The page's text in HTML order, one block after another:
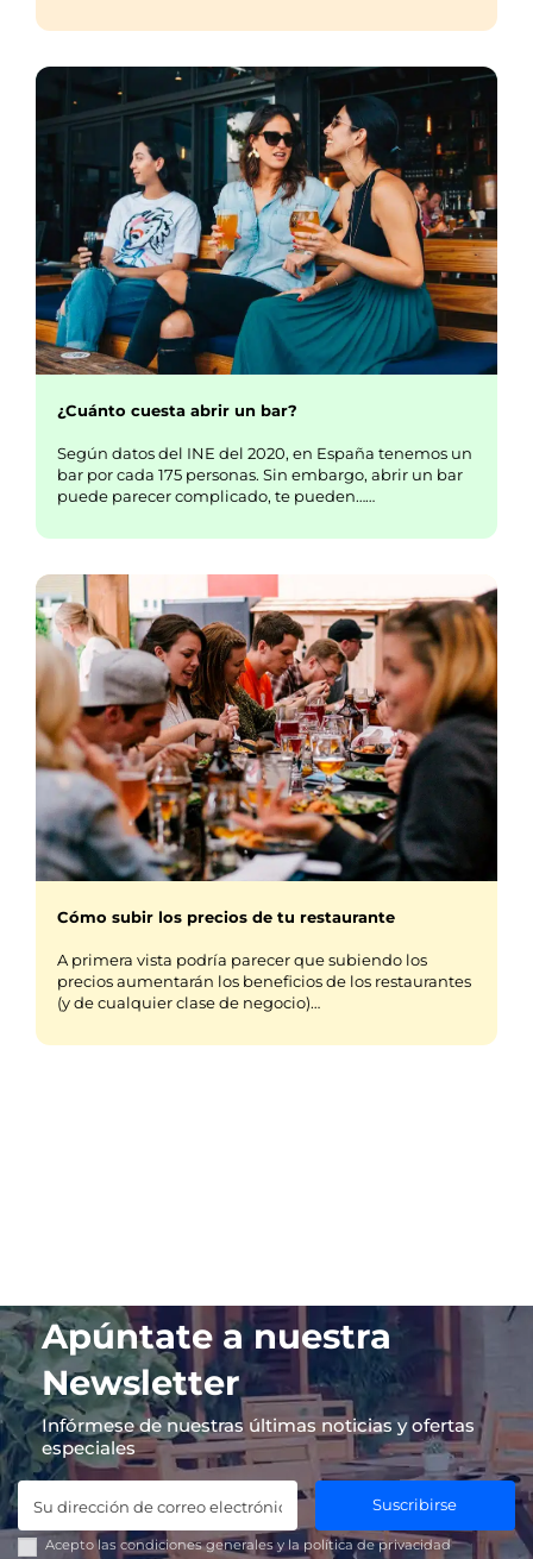
¿Cuánto cuesta abrir un bar?
Según datos del INE del 2020, en España tenemos un
bar por cada 175 personas. Sin embargo, abrir un bar
puede parecer complicado, te pueden……
Cómo subir los precios de tu restaurante
A primera vista podría parecer que subiendo los
precios aumentarán los beneficios de los restaurantes
(y de cualquier clase de negocio)…
Apúntate a nuestra
Newsletter
Infórmese de nuestras últimas noticias y ofertas
especiales
Suscribirse
Acepto las condiciones generales y lapolítica de privacidad